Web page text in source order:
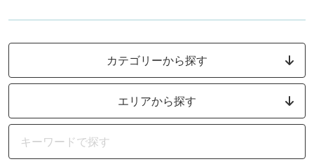
カテゴリーから探す
エリアから探す